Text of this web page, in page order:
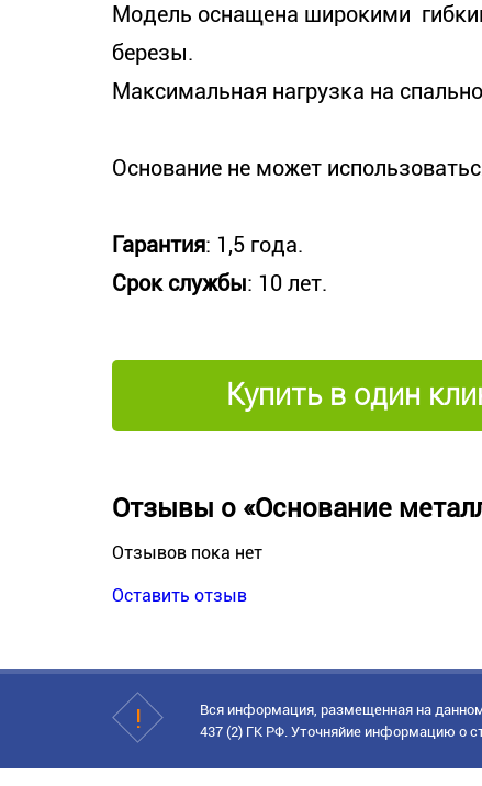
Модель оснащена широкими
березы.
Максимальная нагрузка на
Основание не может
Гарантия: 1,5 года.
Срок службы: 10 лет.
Купить в один
Отзывы о «Основание
Отзывов пока нет
Оставить отзыв
Вся информация, размещенная на
437 (2) ГК РФ. Уточняйие информацию о